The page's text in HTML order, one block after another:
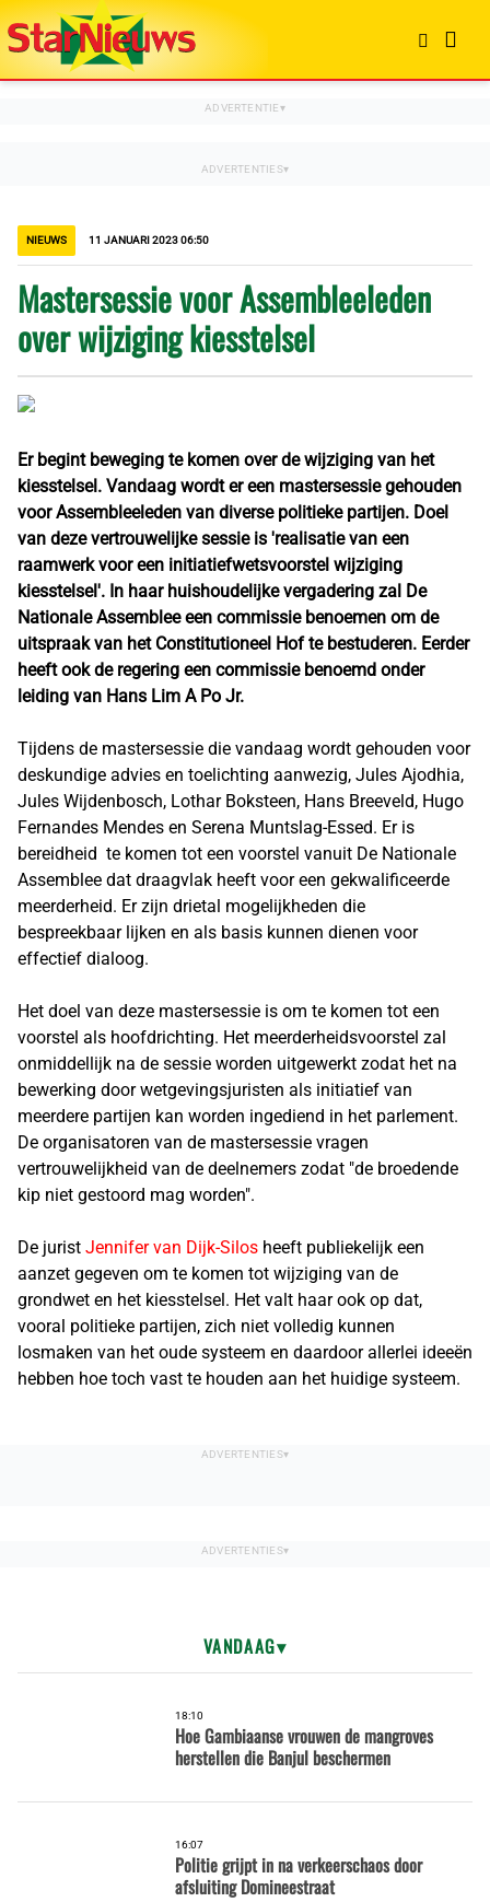
NIEUWS 11 JANUARI 2023 06:50
Mastersessie voor Assembleeleden
over wijziging kiesstelsel
Er begint beweging te komen over de wijziging van het
kiesstelsel. Vandaag wordt er een mastersessie gehouden
voor Assembleeleden van diverse politieke partijen. Doel
van deze vertrouwelijke sessie is 'realisatie van een
raamwerk voor een initiatiefwetsvoorstel wijziging
kiesstelsel'. In haar huishoudelijke vergadering zal De
Nationale Assemblee een commissie benoemen om de
uitspraak van het Constitutioneel Hof te bestuderen. Eerder
heeft ook de regering een commissie benoemd onder
leiding van Hans Lim A Po Jr.
Tijdens de mastersessie die vandaag wordt gehouden voor
deskundige advies en toelichting aanwezig, Jules Ajodhia,
Jules Wijdenbosch, Lothar Boksteen, Hans Breeveld, Hugo
Fernandes Mendes en Serena Muntslag-Essed. Er is
bereidheid te komen tot een voorstel vanuit De Nationale
Assemblee dat draagvlak heeft voor een gekwalificeerde
meerderheid. Er zijn drietal mogelijkheden die
bespreekbaar lijken en als basis kunnen dienen voor
effectief dialoog.
Het doel van deze mastersessie is om te komen tot een
voorstel als hoofdrichting. Het meerderheidsvoorstel zal
onmiddellijk na de sessie worden uitgewerkt zodat het na
bewerking door wetgevingsjuristen als initiatief van
meerdere partijen kan worden ingediend in het parlement.
De organisatoren van de mastersessie vragen
vertrouwelijkheid van de deelnemers zodat "de broedende
kip niet gestoord mag worden".
De jurist Jennifer van Dijk-Silos heeft publiekelijk een
aanzet gegeven om te komen tot wijziging van de
grondwet en het kiesstelsel. Het valt haar ook op dat,
vooral politieke partijen, zich niet volledig kunnen
losmaken van het oude systeem en daardoor allerlei ideeën
hebben hoe toch vast te houden aan het huidige systeem.
VANDAAG
18:10
Hoe Gambiaanse vrouwen de mangroves
herstellen die Banjul beschermen
16:07
Politie grijpt in na verkeerschaos door
afsluiting Domineestraat